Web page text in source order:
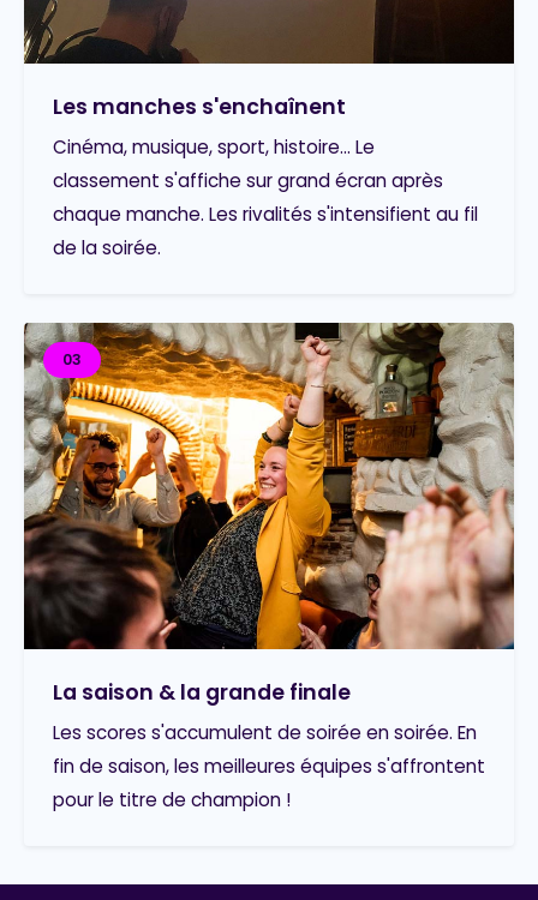
Les manches s'enchaînent
Cinéma, musique, sport, histoire... Le
classement s'affiche sur grand écran après
chaque manche. Les rivalités s'intensifient au fil
de la soirée.
03
La saison & la grande finale
Les scores s'accumulent de soirée en soirée. En
fin de saison, les meilleures équipes s'affrontent
pour le titre de champion !